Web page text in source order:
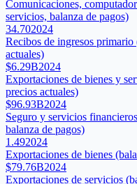
Comunicaciones,
servicios, balanza de pagos)
34.702024
Recibos de ingresos
actuales)
$6.29B2024
Exportaciones de bienes y
precios actuales)
$96.93B2024
Seguro y servicios
balanza de pagos)
1.492024
Exportaciones de bienes
$79.76B2024
Exportaciones de servicios